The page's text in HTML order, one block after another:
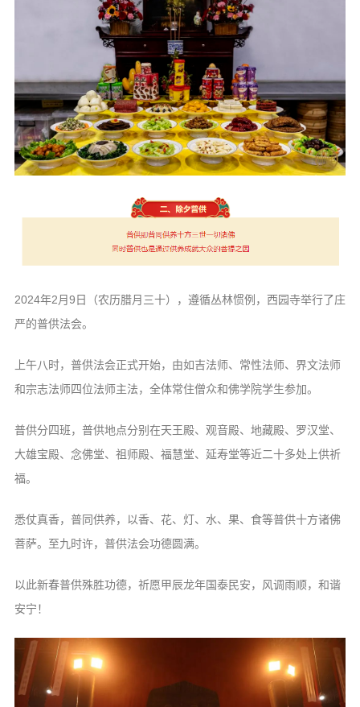
2024年2月9日（农历腊月三十），遵循丛林惯例，西园寺举行了庄
严的普供法会。
上午八时，普供法会正式开始，由如吉法师、常性法师、界文法师
和宗志法师四位法师主法，全体常住僧众和佛学院学生参加。
普供分四班，普供地点分别在天王殿、观音殿、地藏殿、罗汉堂、
大雄宝殿、念佛堂、祖师殿、福慧堂、延寿堂等近二十多处上供祈
福。
悉仗真香，普同供养，以香、花、灯、水、果、食等普供十方诸佛
菩萨。至九时许，普供法会功德圆满。
以此新春普供殊胜功德，祈愿甲辰龙年国泰民安，风调雨顺，和谐
安宁！